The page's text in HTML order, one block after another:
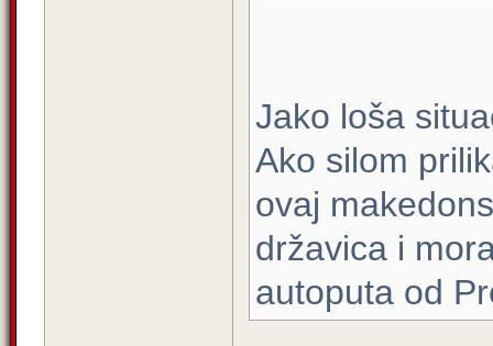
Jako loša
Ako silom
ovaj
državica i
autoputa od